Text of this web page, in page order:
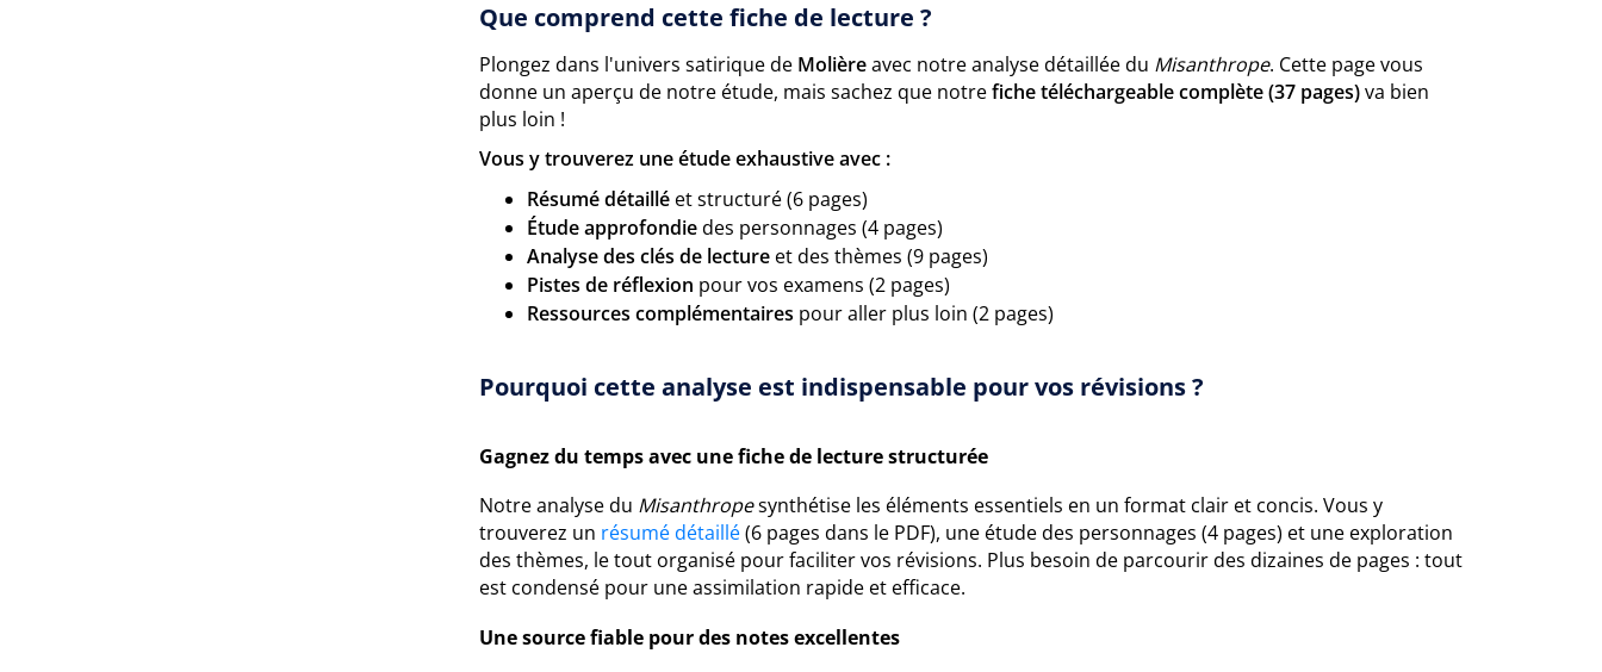
Que comprend cette fiche de lecture ?
Plongez dans l'univers satirique de Molièreavec notre analyse détaillée du Misanthrope. Cette page vous
donne un aperçu de notre étude, mais sachez que notrefiche téléchargeable complète (37 pages)va bien
plus loin !
Vous y trouverez une étude exhaustive avec :
Résumé détaillé et structuré (6 pages)
Étude approfondiedes personnages (4 pages)
Analyse des clés de lecture et des thèmes (9 pages)
Pistes de réflexion pour vos examens (2 pages)
Ressources complémentaires pour aller plus loin (2 pages)
Pourquoi cette analyse est indispensable pour vos révisions ?
Gagnez du temps avec une fiche de lecture structurée
Notre analyse du Misanthropesynthétise les éléments essentiels en un format clair et concis. Vous y
trouverez un résumé détaillé(6 pages dans le PDF), une étude des personnages (4 pages) et une exploration
des thèmes, le tout organisé pour faciliter vos révisions. Plus besoin de parcourir des dizaines de pages : tout
est condensé pour une assimilation rapide et efficace.
Une source fiable pour des notes excellentes